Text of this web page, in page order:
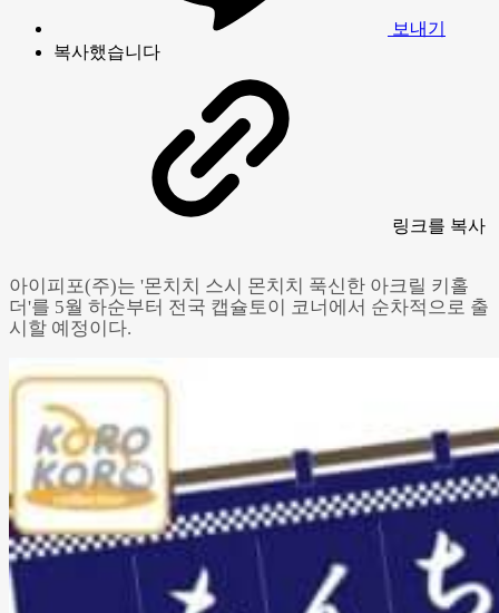
보내기
복사했습니다
링크를 복사
Powered by GliaStudios
아이피포(주)는 '몬치치 스시 몬치치 푹신한 아크릴 키홀
더'를 5월 하순부터 전국 캡슐토이 코너에서 순차적으로 출
시할 예정이다.